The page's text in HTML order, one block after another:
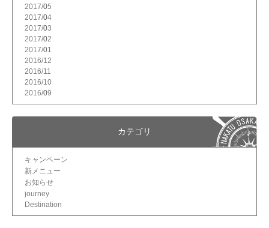
2017/ 5
2017/ 4
2017/ 3
2017/ 2
2017/ 1
2016/12
2016/11
2016/10
2016/ 9
カテゴリ
キャンペーン
新メニュー
お知らせ
journey
Destination